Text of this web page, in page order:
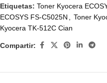
Etiquetas: Toner Kyocera
ECOSYS FS-C5025N
Toner
Kyocera TK-512C Cian
Compartir: